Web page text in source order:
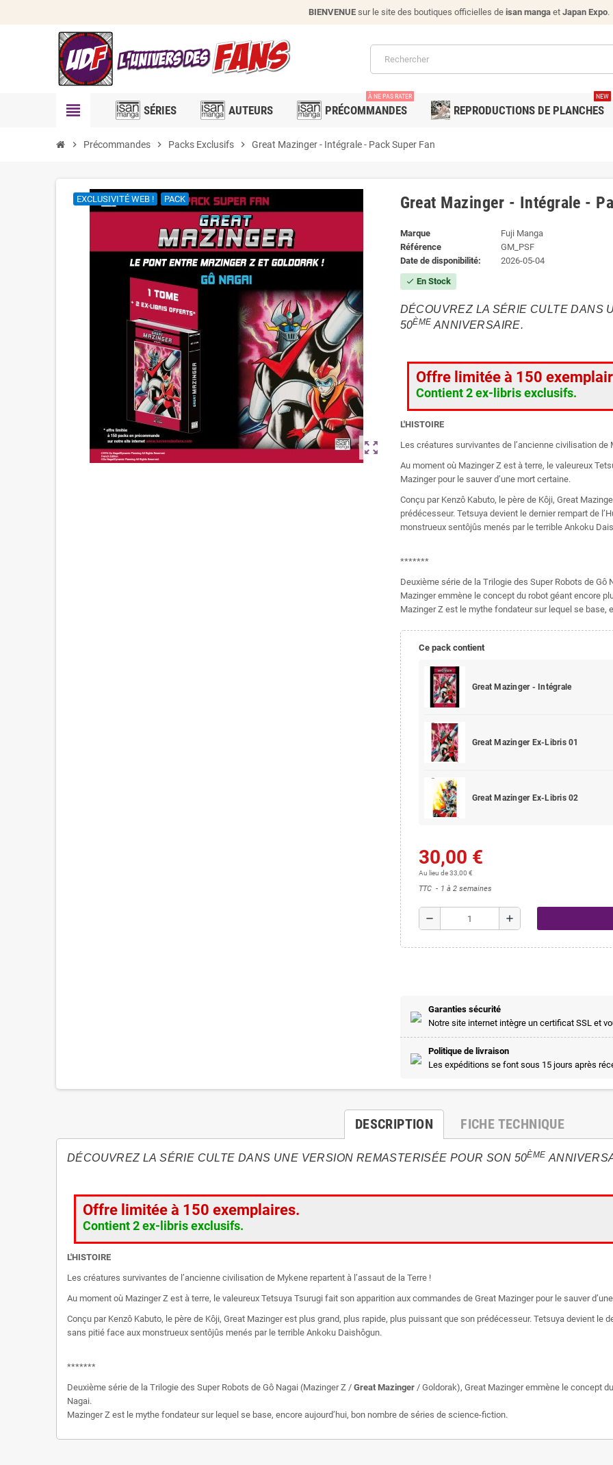
BIENVENUE sur le site des boutiques officielles de isan mangaet Japan Expo.
view_headline SÉRIES AUTEURS PRÉCOMMANDES
À NE PAS RATER
REPRODUCTIONS DE PLANCHES
NEW
chevron_right Précommandes chevron_right Packs Exclusifs chevron_right Great Mazinger - Intégrale - Pack Super Fan
zoom_out_map
EXCLUSIVITÉ WEB ! PACK Great Mazinger - Intégrale -
Marque
Fuji Manga
Référence
GM_PSF
Date de disponibilité:
2026-05-04
check En Stock
DÉCOUVREZ LA SÉRIE CULTE DANS
50ÈME ANNIVERSAIRE.
Offre limitée à 150
Contient 2 ex-libris exclusifs.
L'HISTOIRE
Les créatures survivantes de l’ancienne civilisation de
Au moment où Mazinger Z est à terre, le valeureux
Mazinger pour le sauver d’une mort certaine.
Conçu par Kenzô Kabuto, le père de Kôji, Great
prédécesseur. Tetsuya devient le dernier rempart de
monstrueux sentôjûs menés par le terrible Ankoku
*******
Deuxième série de la Trilogie des Super Robots de Gô
Mazinger emmène le concept du robot géant encore
Mazinger Z est le mythe fondateur sur lequel se base,
Ce pack contient
Great Mazinger - Intégrale
Great Mazinger Ex-Libris 01
Great Mazinger Ex-Libris 02
30,00 €
Au lieu de 33,00 €
TTC
1 à 2 semaines
remove add
Garanties sécurité
Notre site internet intègre un certificat SSL et
Politique de livraison
Les expéditions se font sous 15 jours après
DESCRIPTION FICHE TECHNIQUE
DÉCOUVREZ LA SÉRIE CULTE DANS UNE VERSION REMASTERISÉE POUR SON 50ÈME
Offre limitée à 150 exemplaires.
Contient 2 ex-libris exclusifs.
L'HISTOIRE
Les créatures survivantes de l’ancienne civilisation de Mykene repartent à l’assaut de la Terre !
Au moment où Mazinger Z est à terre, le valeureux Tetsuya Tsurugi fait son apparition aux commandes de Great Mazinger pour le sauver
Conçu par Kenzô Kabuto, le père de Kôji, Great Mazinger est plus grand, plus rapide, plus puissant que son prédécesseur. Tetsuya devient le
sans pitié face aux monstrueux sentôjûs menés par le terrible Ankoku Daishôgun.
*******
Deuxième série de la Trilogie des Super Robots de Gô Nagai (Mazinger Z / Great Mazinger / Goldorak), Great Mazinger emmène le concept
Nagai.
Mazinger Z est le mythe fondateur sur lequel se base, encore aujourd’hui, bon nombre de séries de science-fiction.